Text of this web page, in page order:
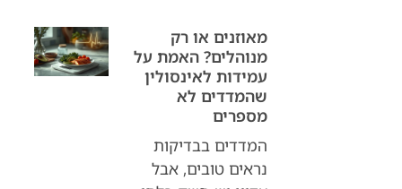
מאוזנים או רק
מנוהלים? האמת על
עמידות לאינסולין
שהמדדים לא
מספרים
המדדים בבדיקות
נראים טובים, אבל